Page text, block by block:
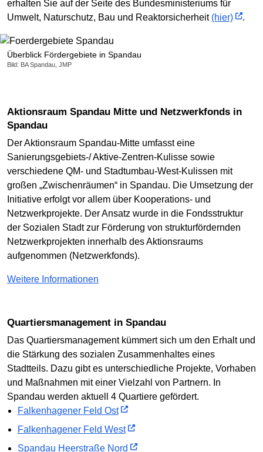
Überblick Fördergebiete in Spandau
Bild: BA Spandau, JMP
erhalten Sie auf der Seite des Bundesministeriums für
Umwelt, Naturschutz, Bau und Reaktorsicherheit (hier) .
Aktionsraum Spandau Mitte und Netzwerkfonds in
Spandau
Der Aktionsraum Spandau-Mitte umfasst eine
Sanierungsgebiets-/ Aktive-Zentren-Kulisse sowie
verschiedene QM- und Stadtumbau-West-Kulissen mit
großen „Zwischenräumen“ in Spandau. Die Umsetzung der
Initiative erfolgt vor allem über Kooperations- und
Netzwerkprojekte. Der Ansatz wurde in die Fondsstruktur
der Sozialen Stadt zur Förderung von strukturfördernden
Netzwerkprojekten innerhalb des Aktionsraums
aufgenommen (Netzwerkfonds).
Weitere Informationen
Quartiersmanagement in Spandau
Das Quartiersmanagement kümmert sich um den Erhalt und
die Stärkung des sozialen Zusammenhaltes eines
Stadtteils. Dazu gibt es unterschiedliche Projekte, Vorhaben
und Maßnahmen mit einer Vielzahl von Partnern. In
Spandau werden aktuell 4 Quartiere gefördert.
Falkenhagener Feld Ost
Falkenhagener Feld West
Spandau Heerstraße Nord